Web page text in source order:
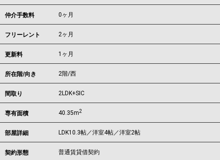
仲介手数料 0ヶ月
フリーレント 2ヶ月
更新料 1ヶ月
所在階/向き 2階/西
間取り 2LDK+SIC
専有面積 40.35m2
部屋詳細 LDK10.3帖／洋室4帖／洋室2帖
契約形態 普通賃貸借契約